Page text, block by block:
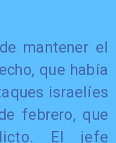
mantener el
que había
israelíes
febrero, que
El jefe